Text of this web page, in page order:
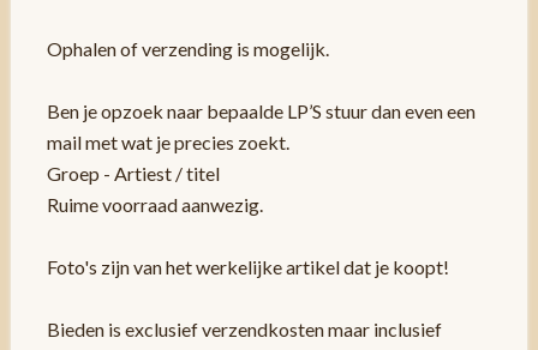
Ophalen of verzending is mogelijk.
Ben je opzoek naar bepaalde LP’S stuur dan even een
mail met wat je precies zoekt.
Groep - Artiest / titel
Ruime voorraad aanwezig.
Foto's zijn van het werkelijke artikel dat je koopt!
Bieden is exclusief verzendkosten maar inclusief